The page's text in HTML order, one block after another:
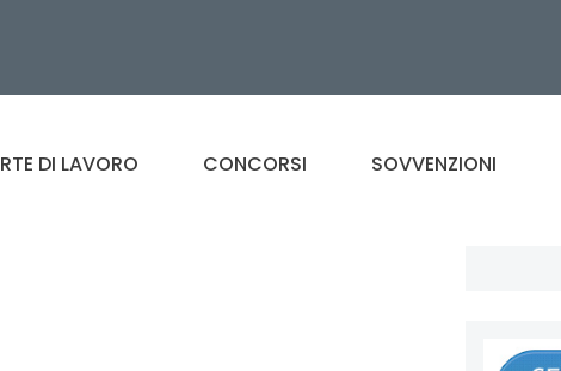
DI LAVORO CONCORSI SOVVENZIONI